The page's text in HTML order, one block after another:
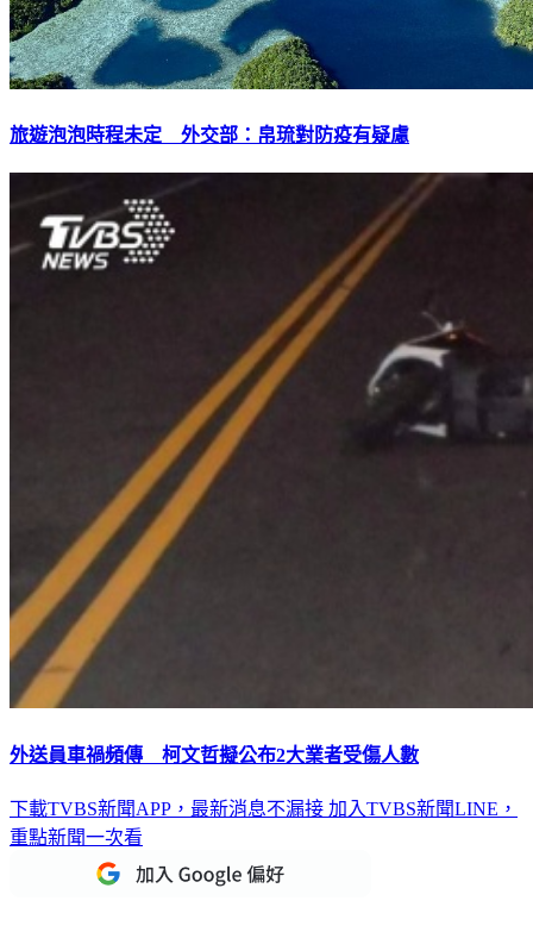
旅遊泡泡時程未定 外交部：帛琉對防疫有疑慮
外送員車禍頻傳 柯文哲擬公布2大業者受傷人數
下載TVBS新聞APP，最新消息不漏接 加入TVBS新聞LINE，
重點新聞一次看